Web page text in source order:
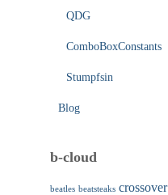
QDG
ComboBoxConstants
Stumpfsin
Blog
b-cloud
beatles beatsteaks crossover